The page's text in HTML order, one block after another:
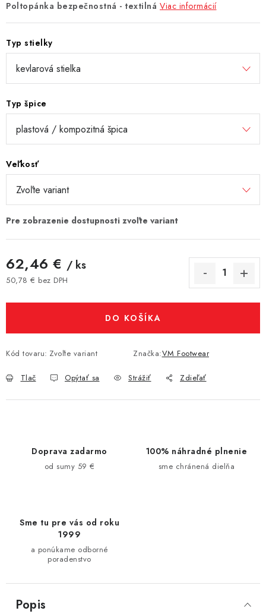
Poltopánka bezpečnostná - textilná Viac informácií
Typ stielky
Typ špice
Veľkosť
62,46 € / ks
50,78 € bez DPH
DO KOŠÍKA
Kód tovaru: Zvoľte variant Značka:VM Footwear
Tlač Opýtať sa Strážiť Zdieľať
Doprava zadarmo
od sumy 59 €
100% náhradné plnenie
sme chránená dielňa
Sme tu pre vás od roku
1999
a ponúkame odborné
poradenstvo
Popis